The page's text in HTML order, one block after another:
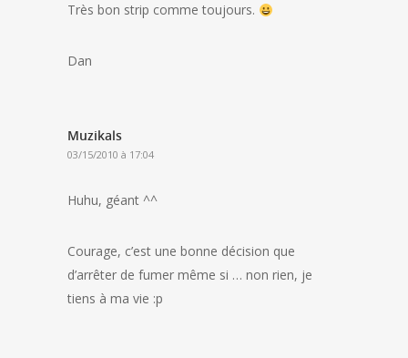
Très bon strip comme toujours.
Dan
Muzikals
03/15/2010 à 17:04
Huhu, géant ^^
Courage, c’est une bonne décision que
d’arrêter de fumer même si … non rien, je
tiens à ma vie :p